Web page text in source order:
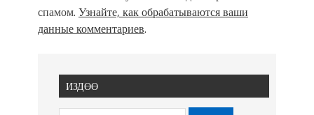
спамом. Узнайте, как обрабатываются ваши
данные комментариев.
ИЗДӨӨ